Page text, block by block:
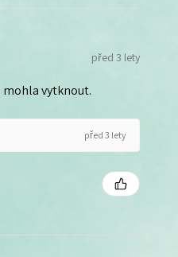
před 3 lety
mohla vytknout.
před 3 lety